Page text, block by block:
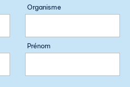
Organisme
Prénom